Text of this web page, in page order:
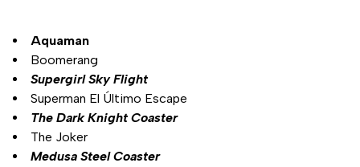
Aquaman
Boomerang
Supergirl Sky Flight
Superman El Último Escape
The Dark Knight Coaster
The Joker
Medusa Steel Coaster